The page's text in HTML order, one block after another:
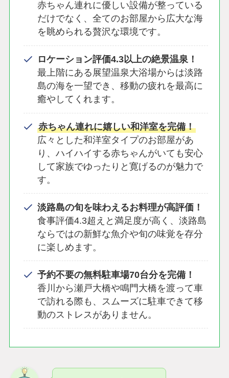
赤ちゃん連れに優しい設備が整っている
だけでなく、全てのお部屋から広大な海
を眺められる贅沢な環境です。
ロケーション評価4.3以上の絶景温泉！
最上階にある展望温泉大浴場からは淡路
島の海を一望でき、移動の疲れを最高に
癒やしてくれます。
赤ちゃん連れに嬉しい和洋室を完備！
広々とした和洋室タイプのお部屋があ
り、ハイハイする赤ちゃんがいても安心
して家族でゆったりと寛げるのが魅力で
す。
淡路島の旬を味わえるお料理が高評価！
食事評価4.3超えと満足度が高く、淡路島
ならではの新鮮な魚介や旬の味覚を存分
に楽しめます。
予約不要の無料駐車場70台分を完備！
香川から瀬戸大橋や鳴門大橋を渡って車
で訪れる際も、スムーズに駐車できて移
動のストレスがありません。